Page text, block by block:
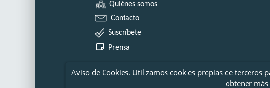
Aviso de Cookies. Utilizamos cookies propias de terceros
obtener
Quiénes somos
Contacto
Suscríbete
Prensa
AVISO LEGAL Y